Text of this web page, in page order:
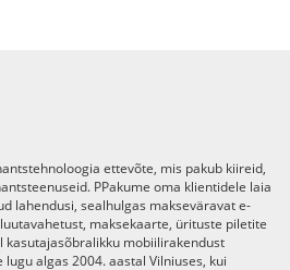
ettevõte, mis pakub kiireid,
PPakume oma klientidele laia
lahendusi, sealhulgas makseväravat e-
maksekaarte, ürituste piletite
mobiilirakendust
algas 2004. aastal Vilniuses, kui